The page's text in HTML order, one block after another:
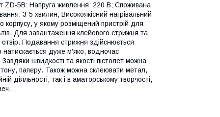
ZD-5В: Напруга живлення: 220 В; Споживана
3-5 хвилин; Високоякісний нагрівальний
корпусу, у якому розміщений пристрій для
Для завантаження клейового стрижня та
Подавання стрижня здійснюється
натискається дуже м'яко, водночас
швидкості та якості пістолет можна
паперу. Також можна склеювати метал,
діяльності, так і в аматорському творчості,